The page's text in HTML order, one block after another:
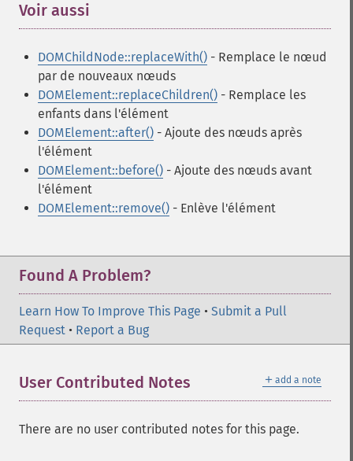
Voir aussi
DOMChildNode::replaceWith() - Remplace le nœud
par de nouveaux nœuds
DOMElement::replaceChildren() - Remplace les
enfants dans l'élément
DOMElement::after() - Ajoute des nœuds après
l'élément
DOMElement::before() - Ajoute des nœuds avant
l'élément
DOMElement::remove() - Enlève l'élément
Found A Problem?
Learn How To Improve This Page • Submit a Pull
Request • Report a Bug
＋ add a note
User Contributed Notes
There are no user contributed notes for this page.